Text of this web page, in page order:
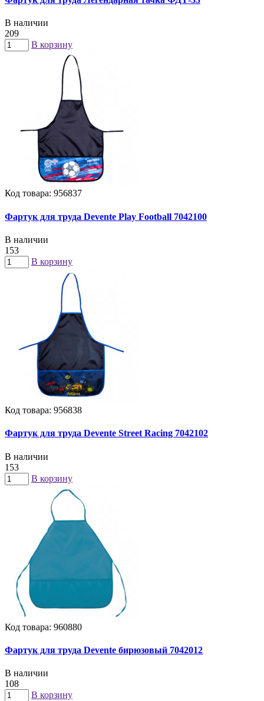
В наличии
209
В корзину
Код товара: 956837
Фартук для труда Devente Play Football 7042100
В наличии
153
В корзину
Код товара: 956838
Фартук для труда Devente Street Racing 7042102
В наличии
153
В корзину
Код товара: 960880
Фартук для труда Devente бирюзовый 7042012
В наличии
108
В корзину